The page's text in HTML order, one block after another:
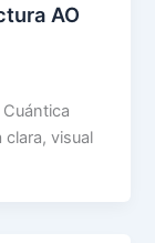
AO
Cuántica
clara, visual